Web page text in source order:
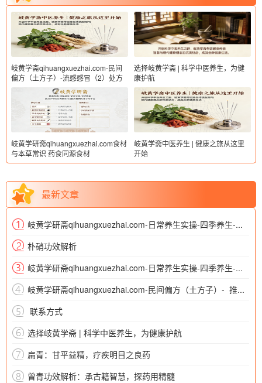
岐黄学斋qihuangxuezhai.com-民间
偏方（土方子）-流感感冒（2）处方
选择岐黄学斋 | 科学中医养生，为健
康护航
岐黄学研斋qihuangxuezhai.com食材
与本草常识 药食同源食材
岐黄学斋中医养生 | 健康之旅从这里
开始
最新文章
岐黄学研斋qihuangxuezhai.com-日常养生实操-四季养生-中医四季养生之春夏秋冬
朴硝功效解析
岐黄学研斋qihuangxuezhai.com-日常养生实操-四季养生-中医四季养生知识总结
岐黄学研斋qihuangxuezhai.com-民间偏方（土方子）- 推拿按摩类（简易穴位按摩偏方、经络梳理土方等）
​ 联系方式
选择岐黄学斋 | 科学中医养生，为健康护航
扁青：甘平益精，疗疾明目之良药
曾青功效解析：承古籍智慧，探药用精髓